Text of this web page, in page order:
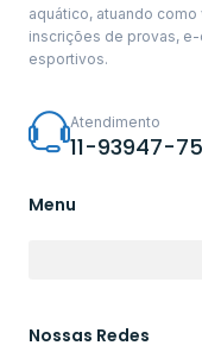
aquático, atuando
inscrições de provas,
esportivos.
Atendimento
11-93947-
Menu
Nossas Redes